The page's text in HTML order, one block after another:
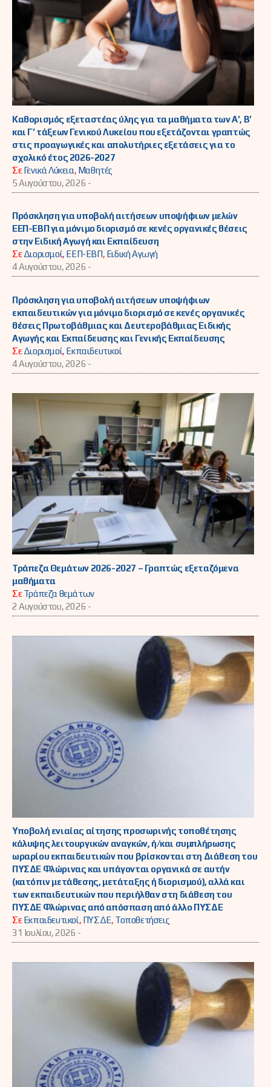
Καθορισμός εξεταστέας ύλης για τα μαθήματα των Α’, Β’
και Γ’ τάξεων Γενικού Λυκείου που εξετάζονται γραπτώς
στις προαγωγικές και απολυτήριες εξετάσεις για το
σχολικό έτος 2026-2027
ΣεΓενικά Λύκεια, Μαθητές
5 Αυγούστου, 2026 -
Πρόσκληση για υποβολή αιτήσεων υποψήφιων μελών
ΕΕΠ-ΕΒΠ για μόνιμο διορισμό σε κενές οργανικές θέσεις
στην Ειδική Αγωγή και Εκπαίδευση
ΣεΔιορισμοί, ΕΕΠ-ΕΒΠ, Ειδική Αγωγή
4 Αυγούστου, 2026 -
Πρόσκληση για υποβολή αιτήσεων υποψήφιων
εκπαιδευτικών για μόνιμο διορισμό σε κενές οργανικές
θέσεις Πρωτοβάθμιας και Δευτεροβάθμιας Ειδικής
Αγωγής και Εκπαίδευσης και Γενικής Εκπαίδευσης
ΣεΔιορισμοί, Εκπαιδευτικοί
4 Αυγούστου, 2026 -
Τράπεζα Θεμάτων 2026-2027 – Γραπτώς εξεταζόμενα
μαθήματα
ΣεΤράπεζα θεμάτων
2 Αυγούστου, 2026 -
Υποβολή ενιαίας αίτησης προσωρινής τοποθέτησης
κάλυψης λειτουργικών αναγκών, ή/και συμπλήρωσης
ωραρίου εκπαιδευτικών που βρίσκονται στη Διάθεση του
ΠΥΣΔΕ Φλώρινας και υπάγονται οργανικά σε αυτήν
(κατόπιν μετάθεσης, μετάταξης ή διορισμού), αλλά και
των εκπαιδευτικών που περιήλθαν στη διάθεση του
ΠΥΣΔΕ Φλώρινας από απόσπαση από άλλο ΠΥΣΔΕ
ΣεΕκπαιδευτικοί, ΠΥΣΔΕ, Τοποθετήσεις
31 Ιουλίου, 2026 -